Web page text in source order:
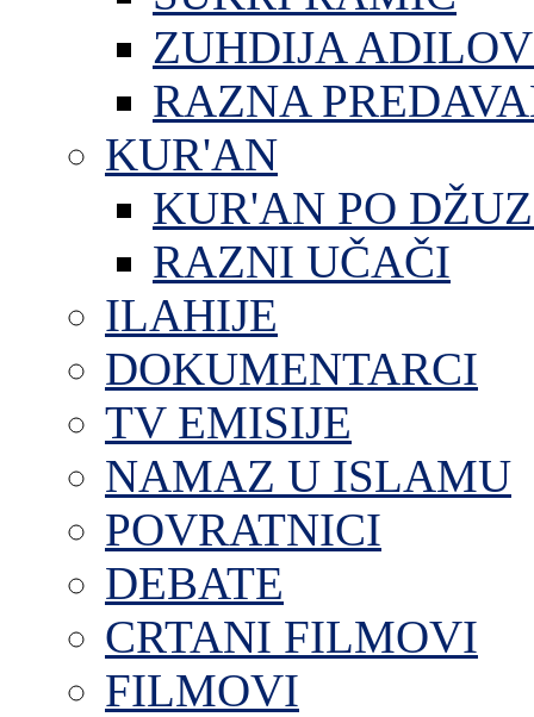
ZUHDIJA
RAZNA
KUR'AN
KUR'AN PO
RAZNI UČAČI
ILAHIJE
DOKUMENTARCI
TV EMISIJE
NAMAZ U ISLAMU
POVRATNICI
DEBATE
CRTANI FILMOVI
FILMOVI